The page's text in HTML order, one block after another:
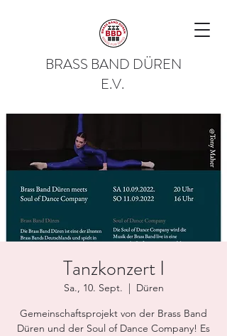
BRASS BAND DÜREN
E.V.
Tanzkonzert I
Sa., 10. Sept.
  |
Düren
Gemeinschaftsprojekt von der Brass Band
Düren und der Soul of Dance Company! Es